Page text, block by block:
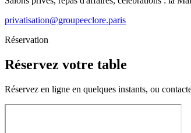
privatisation@groupeeclore.paris
Réservation
Réservez votre table
Réservez en ligne en quelques instants, ou